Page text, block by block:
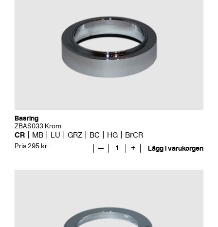
Basring
ZBAS033 Krom
CR MB LU GRZ BC HG BrCR
Pris 295 kr — 1 + Lägg i varukorgen